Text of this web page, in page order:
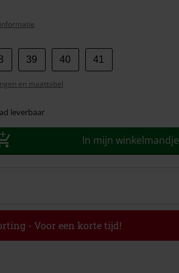
39 40 41
en maattabel
leverbaar
In mijn winkelmandje
- Voor een korte tijd!